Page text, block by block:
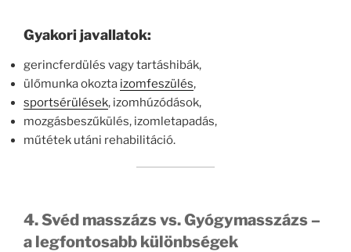
Gyakori javallatok:
gerincferdülés vagy tartáshibák,
ülőmunka okozta izomfeszülés,
sportsérülések, izomhúzódások,
mozgásbeszűkülés, izomletapadás,
műtétek utáni rehabilitáció.
4. Svéd masszázs vs. Gyógymasszázs –
a legfontosabb különbségek